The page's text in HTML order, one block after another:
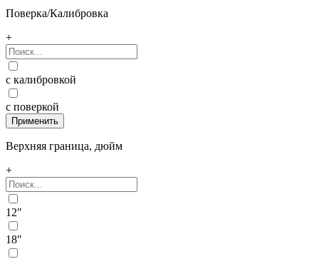
Поверка/Калибровка
+
с калибровкой
с поверкой
Верхняя граница, дюйм
+
12"
18"